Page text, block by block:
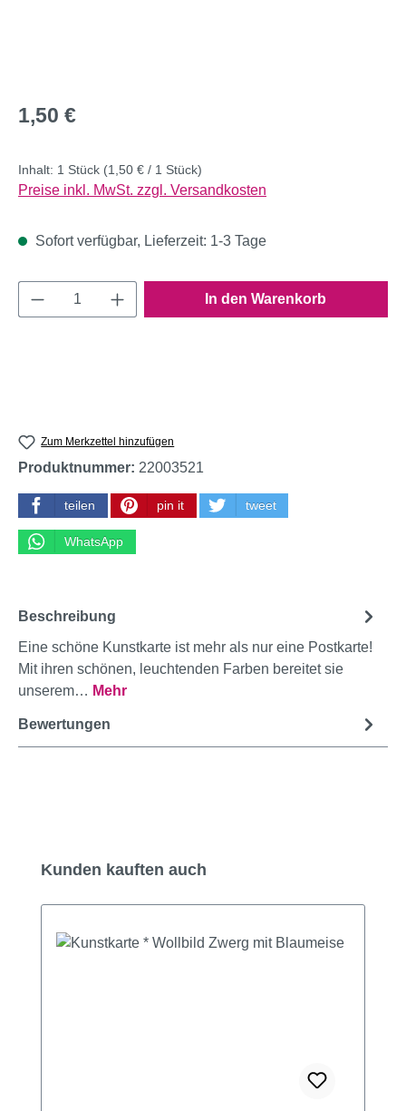
Regulärer Preis:
1,50 €
Inhalt: 1 Stück (1,50 € / 1 Stück)
Preise inkl. MwSt. zzgl. Versandkosten
Sofort verfügbar, Lieferzeit: 1-3 Tage
Produkt Anzahl: Gib den gewünschten
In den Warenkorb
Zum Merkzettel hinzufügen
Produktnummer: 22003521
teilen pin it tweet
WhatsApp
Beschreibung
Eine schöne Kunstkarte ist mehr als nur eine Postkarte!
Mit ihren schönen, leuchtenden Farben bereitet sie
unserem… Mehr
Bewertungen
Produktgalerie überspringen
Kunden kauften auch